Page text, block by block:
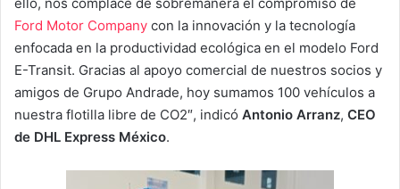
Ford Motor Company con la innovación y la tecnología
enfocada en la productividad ecológica en el modelo Ford
E-Transit. Gracias al apoyo comercial de nuestros socios y
amigos de Grupo Andrade, hoy sumamos 100 vehículos a
nuestra flotilla libre de CO2″, indicó Antonio Arranz, CEO
de DHL Express México.